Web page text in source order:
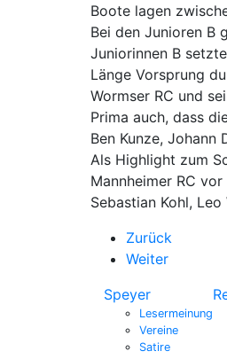
Boote lagen
Bei den Junioren B
Juniorinnen B
Länge Vorsprung
Wormser RC und
Prima auch, dass
Ben Kunze,
Als Highlight zum
Mannheimer RC
Sebastian Kohl,
Zurück
Weiter
Speyer
Lesermeinung
Vereine
Satire